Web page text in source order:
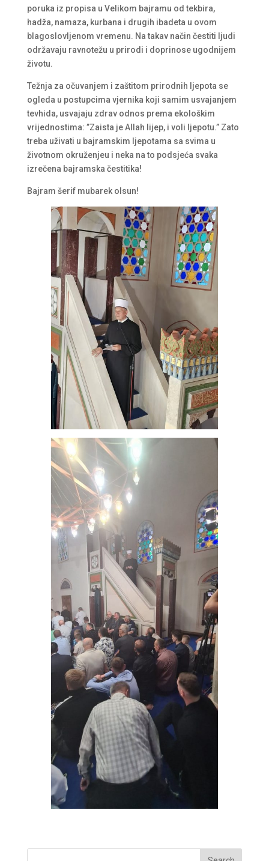
poruka iz propisa u Velikom bajramu od tekbira,
hadža, namaza, kurbana i drugih ibadeta u ovom
blagoslovljenom vremenu. Na takav način čestiti ljudi
održavaju ravnotežu u prirodi i doprinose ugodnijem
životu.
Težnja za očuvanjem i zaštitom prirodnih ljepota se
ogleda u postupcima vjernika koji samim usvajanjem
tevhida, usvajaju zdrav odnos prema ekološkim
vrijednostima: ”Zaista je Allah lijep, i voli ljepotu.” Zato
treba uživati u bajramskim ljepotama sa svima u
životnom okruženjeu i neka na to podsjeća svaka
izrečena bajramska čestitika!
Bajram šerif mubarek olsun!